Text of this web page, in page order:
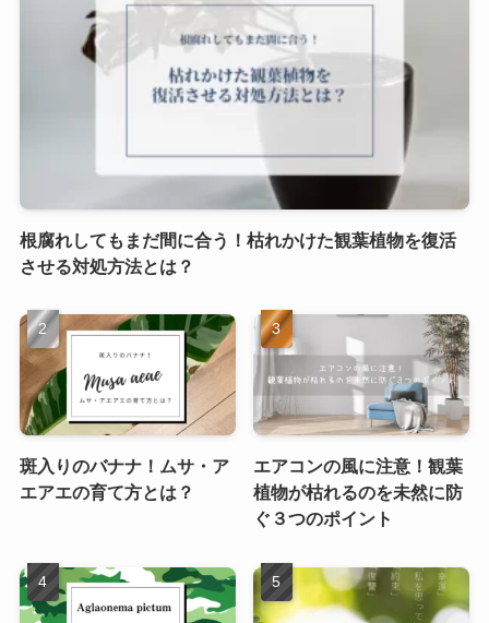
根腐れしてもまだ間に合う！枯れかけた観葉植物を復活
させる対処方法とは？
斑入りのバナナ！ムサ・ア
エアエの育て方とは？
エアコンの風に注意！観葉
植物が枯れるのを未然に防
ぐ３つのポイント